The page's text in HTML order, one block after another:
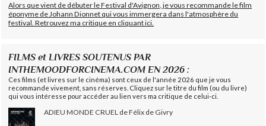
Alors que vient de débuter le Festival d'Avignon, je vous recommande le film
éponyme de Johann Dionnet qui vous immergera dans l'atmosphère du
festival. Retrouvez ma critique en cliquant ici.
FILMS et LIVRES SOUTENUS PAR
INTHEMOODFORCINEMA.COM EN 2026 :
Ces films (et livres sur le cinéma) sont ceux de l'année 2026 que je vous
recommande vivement, sans réserves. Cliquez sur le titre du film (ou du livre)
qui vous intéresse pour accéder au lien vers ma critique de celui-ci.
ADIEU MONDE CRUEL de Félix de Givry